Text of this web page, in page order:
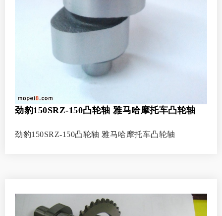
劲豹150SRZ-150凸轮轴 雅马哈摩托车凸轮轴
劲豹150SRZ-150凸轮轴 雅马哈摩托车凸轮轴